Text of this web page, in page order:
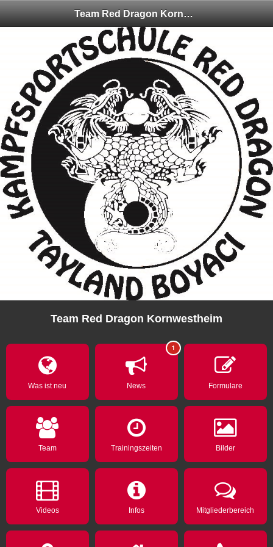
Team Red Dragon Kornwestheim
Team Red Dragon Kornwestheim
Was ist neu News
1
Formulare
Team Trainingszeiten Bilder
Videos Infos Mitgliederbereich